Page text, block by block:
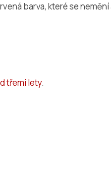
barva, které se
třemi lety.